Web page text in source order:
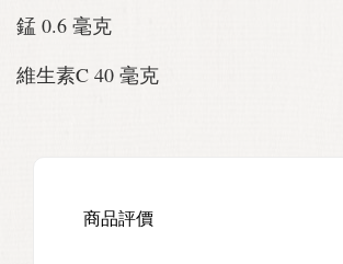
錳 0.6 毫克
維生素C 40 毫克
商品評價